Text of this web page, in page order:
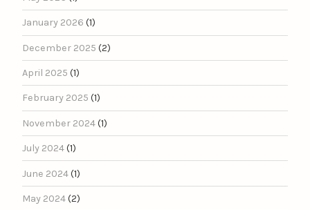
January 2026 (1)
December 2025 (2)
April 2025 (1)
February 2025 (1)
November 2024(1)
July 2024(1)
June 2024(1)
May 2024(2)